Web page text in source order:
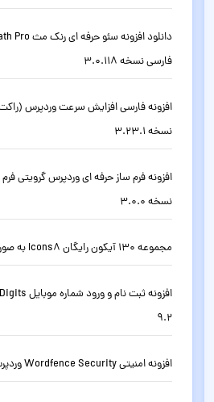
فارسی نسخه 3.0.118
نسخه 3.23.1
نسخه 3.0.0
مجموعه 130 آیکون رایگان Icons8 به صورت SVG
9.2
افزونه امنیتی Wordfence Security وردپرس نسخه 8.1.4